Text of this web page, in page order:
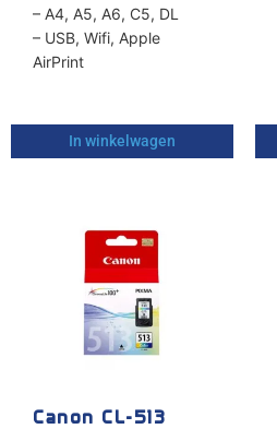
– A4, A5, A6, C5, DL
– USB, Wifi, Apple
AirPrint
In winkelwagen
Canon CL-513